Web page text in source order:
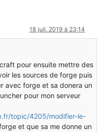
18 juil. 2019 à 23:14
pour ensuite mettre des
les sources de forge puis
avec forge et sa donera un
pour mon serveur
topic/4205/modifier-le-
et que sa me donne un